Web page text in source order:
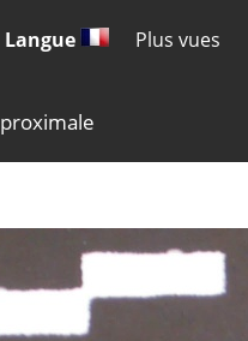
Langue Plus vues